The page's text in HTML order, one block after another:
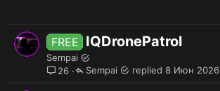
FREE IQDronePatrol
Sempai
26
8 Июн 2026
Sempai